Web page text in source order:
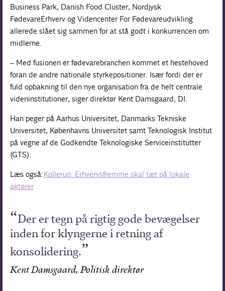
Business Park, Danish Food Cluster, Nordjysk
FødevareErhverv og Videncenter For Fødevareudvikling
allerede slået sig sammen for at stå godt i konkurrencen om
midlerne.
– Med fusionen er fødevarebranchen kommet et hestehoved
foran de andre nationale styrke­positioner. Især fordi der er
fuld opbakning til den nye organisation fra de helt centrale
videninstitutioner, siger direktør Kent Damsgaard, DI.
Han peger på Aarhus Universitet, Danmarks Tekniske
Universitet, Københavns Universitet samt Teknologisk Institut
på vegne af de Godkendte Teknologiske Serviceinstitutter
(GTS).
Læs også:Kollerup: Erhvervsfremme skal tæt på lokale
aktører
Der er tegn på rigtig gode bevægelser
inden for klyngerne i retning af
konsolidering.
Kent Damsgaard, Politisk direktør